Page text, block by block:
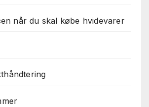
når du skal købe hvidevarer